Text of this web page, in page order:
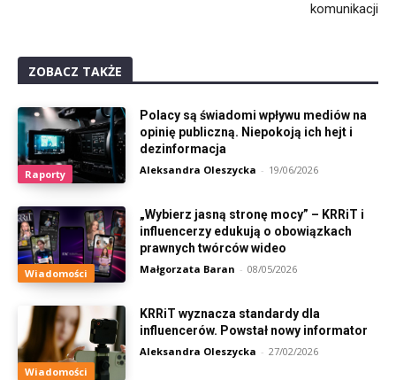
komunikacji
ZOBACZ TAKŻE
Raporty
Polacy są świadomi wpływu mediów na
opinię publiczną. Niepokoją ich hejt i
dezinformacja
Aleksandra Oleszycka - 19/06/2026
Wiadomości
„Wybierz jasną stronę mocy” – KRRiT i
influencerzy edukują o obowiązkach
prawnych twórców wideo
Małgorzata Baran - 08/05/2026
Wiadomości
KRRiT wyznacza standardy dla
influencerów. Powstał nowy informator
Aleksandra Oleszycka - 27/02/2026